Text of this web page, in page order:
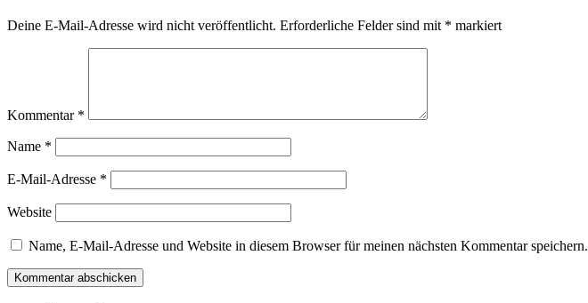
Deine E-Mail-Adresse wird nicht veröffentlicht. Erforderliche Felder sind mit * markiert
Kommentar *
Name *
E-Mail-Adresse *
Website
Name, E-Mail-Adresse und Website in diesem Browser für meinen nächsten Kommentar speichern.